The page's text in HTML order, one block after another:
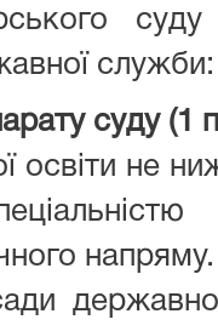
суду
служби:
суду (1
освіти не
напряму.